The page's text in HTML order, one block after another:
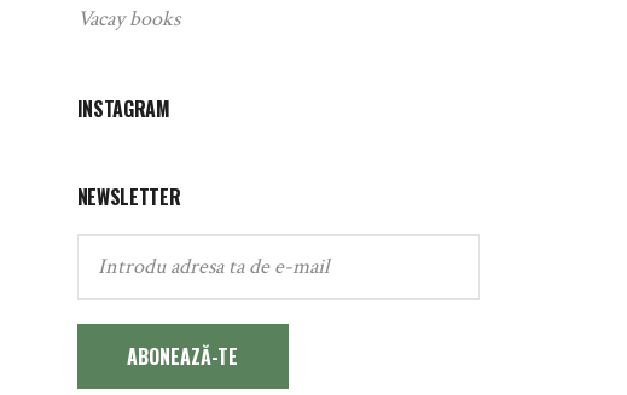
Vacay books
INSTAGRAM
NEWSLETTER
ABONEAZĂ-TE